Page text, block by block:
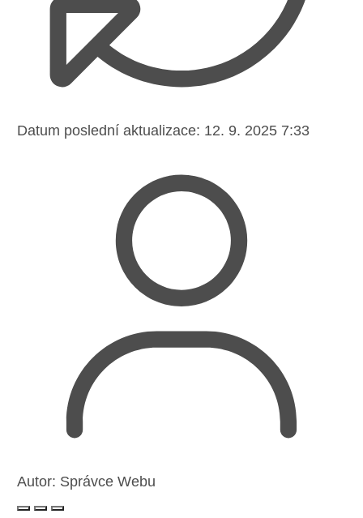
Datum poslední aktualizace: 12. 9. 2025 7:33
Autor: Správce Webu